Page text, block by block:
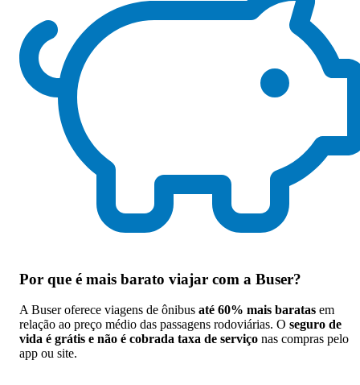
Por que é mais barato viajar com a Buser?
A Buser oferece viagens de ônibus até 60% mais baratas em
relação ao preço médio das passagens rodoviárias. O seguro de
vida é grátis e não é cobrada taxa de serviço nas compras pelo
app ou site.